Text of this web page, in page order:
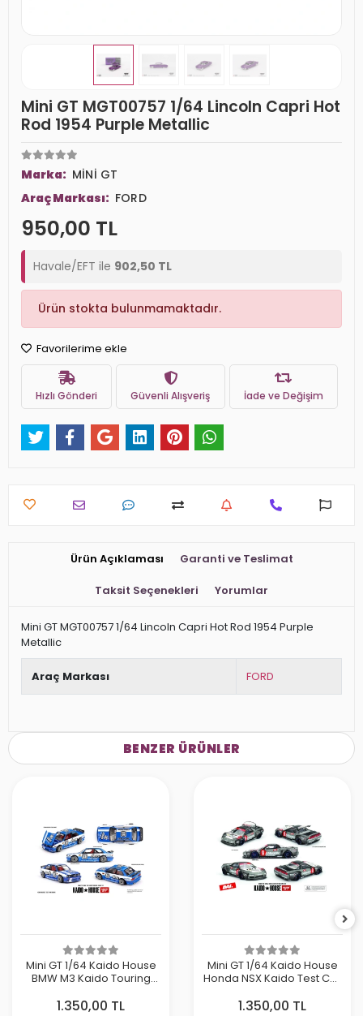
Mini GT MGT00757 1/64 Lincoln Capri Hot
Rod 1954 Purple Metallic
Marka: MİNİ GT
Araç Markası: FORD
950,00 TL
Havale/EFT ile 902,50 TL
Ürün stokta bulunmamaktadır.
Favorilerime ekle
Hızlı Gönderi Güvenli Alışveriş İade ve Değişim
Ürün Açıklaması Garanti ve Teslimat
Taksit Seçenekleri Yorumlar
Mini GT MGT00757 1/64 Lincoln Capri Hot Rod 1954 Purple
Metallic
Araç Markası FORD
BENZER ÜRÜNLER
Mini GT 1/64 Kaido House
BMW M3 Kaido Touring
1.350,00 TL
Mini GT 1/64 Kaido House
Honda NSX Kaido Test Car
1.350,00 TL